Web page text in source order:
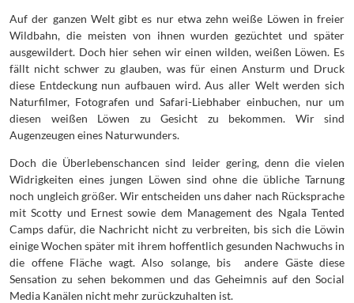
Auf der ganzen Welt gibt es nur etwa zehn weiße Löwen in freier
Wildbahn, die meisten von ihnen wurden gezüchtet und später
ausgewildert. Doch hier sehen wir einen wilden, weißen Löwen. Es
fällt nicht schwer zu glauben, was für einen Ansturm und Druck
diese Entdeckung nun aufbauen wird. Aus aller Welt werden sich
Naturfilmer, Fotografen und Safari-Liebhaber einbuchen, nur um
diesen weißen Löwen zu Gesicht zu bekommen. Wir sind
Augenzeugen eines Naturwunders.
Doch die Überlebenschancen sind leider gering, denn die vielen
Widrigkeiten eines jungen Löwen sind ohne die übliche Tarnung
noch ungleich größer. Wir entscheiden uns daher nach Rücksprache
mit Scotty und Ernest sowie dem Management des Ngala Tented
Camps dafür, die Nachricht nicht zu verbreiten, bis sich die Löwin
einige Wochen später mit ihrem hoffentlich gesunden Nachwuchs in
die offene Fläche wagt. Also solange, bis andere Gäste diese
Sensation zu sehen bekommen und das Geheimnis auf den Social
Media Kanälen nicht mehr zurückzuhalten ist.